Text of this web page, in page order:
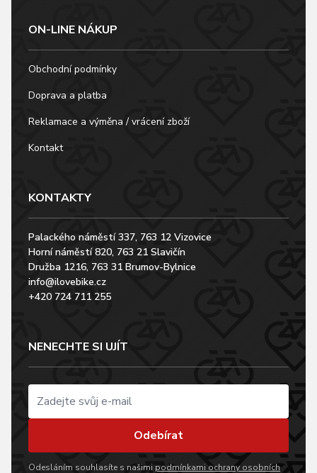
ON-LINE NÁKUP
Obchodní podmínky
Doprava a platba
Reklamace a výměna / vrácení zboží
Kontakt
KONTAKTY
Palackého náměstí 337, 763 12 Vizovice
Horní náměstí 820, 763 21 Slavičín
Družba 1216, 763 31 Brumov-Bylnice
info@ilovebike.cz
+420 724 711 255
NENECHTE SI UJÍT
Odebírat
Odesláním souhlasíte s našimi podmínkami ochrany osobních